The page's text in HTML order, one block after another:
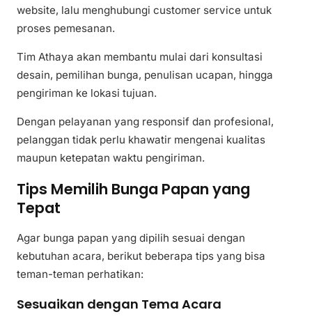
website, lalu menghubungi customer service untuk
proses pemesanan.
Tim Athaya akan membantu mulai dari konsultasi
desain, pemilihan bunga, penulisan ucapan, hingga
pengiriman ke lokasi tujuan.
Dengan pelayanan yang responsif dan profesional,
pelanggan tidak perlu khawatir mengenai kualitas
maupun ketepatan waktu pengiriman.
Tips Memilih Bunga Papan yang
Tepat
Agar bunga papan yang dipilih sesuai dengan
kebutuhan acara, berikut beberapa tips yang bisa
teman-teman perhatikan:
Sesuaikan dengan Tema Acara